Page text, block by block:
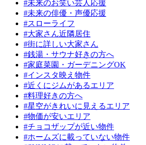
#未来のお笑い芸人応援
#未来の俳優・声優応援
#スローライフ
#大家さん近隣居住
#街に詳しい大家さん
#銭湯・サウナ好きの方へ
#家庭菜園・ガーデニングOK
#インスタ映え物件
#近くにジムがあるエリア
#料理好きの方へ
#星空がきれいに見えるエリア
#物価が安いエリア
#チョコザップが近い物件
#ホームズに載っていない物件